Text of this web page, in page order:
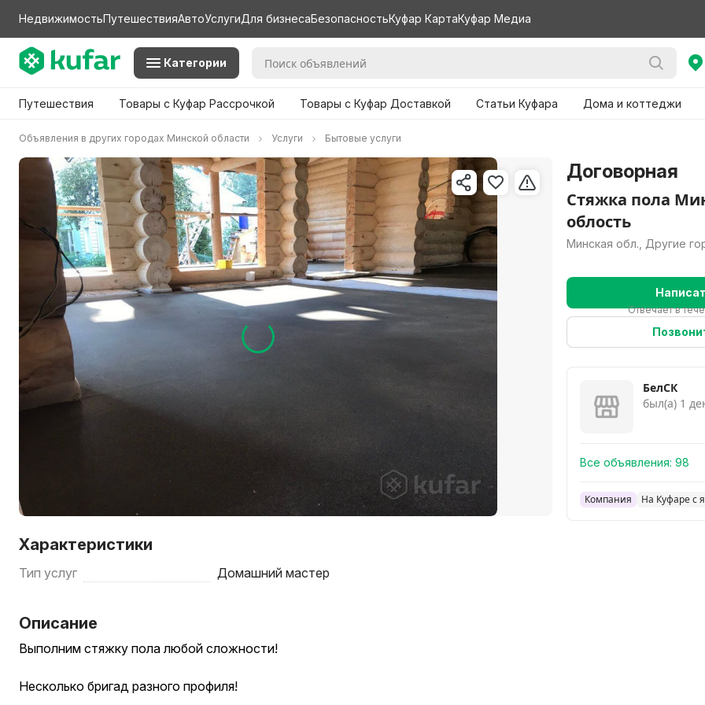
НедвижимостьПутешествияАвтоУслугиДля бизнесаБезопасностьКуфар КартаКуфар Медиа
Категории
Путешествия Товары с Куфар Рассрочкой Товары с Куфар Доставкой Статьи Куфара Дома и коттеджи
Объявления в других городах Минской области Услуги Бытовые услуги
Характеристики
Тип услуг Домашний мастер
Описание
Выполним стяжку пола любой сложности!
Несколько бригад разного профиля!
Договорная
Стяжка пола
облость
Минская обл., Другие
Отвечает в
БелСК
был(а) 1
Все объявления: 98
Компания На Куфаре с